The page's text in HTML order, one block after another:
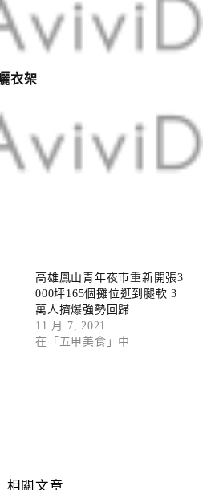
衣架
高雄鳳山青年夜市重新開張3
000坪165個攤位逛到腿軟 3
萬人擠爆強勢回歸
11 月 7, 2021
在「五甲美食」中
相關文章